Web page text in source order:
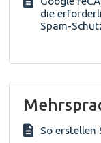
die
Spam-
So erstellen